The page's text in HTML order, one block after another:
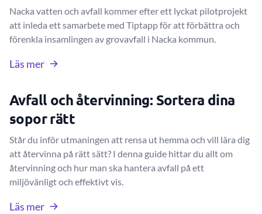
Nacka vatten och avfall kommer efter ett lyckat pilotprojekt
att inleda ett samarbete med Tiptapp för att förbättra och
förenkla insamlingen av grovavfall i Nacka kommun.
Läs mer
Avfall och återvinning: Sortera dina
sopor rätt
Står du inför utmaningen att rensa ut hemma och vill lära dig
att återvinna på rätt sätt? I denna guide hittar du allt om
återvinning och hur man ska hantera avfall på ett
miljövänligt och effektivt vis.
Läs mer